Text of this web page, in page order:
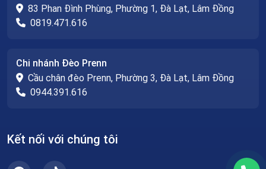
83 Phan Đình Phùng, Phường 1, Đà Lạt, Lâm Đồng
0819.471.616
Chi nhánh Đèo Prenn
Cầu chân đèo Prenn, Phường 3, Đà Lạt, Lâm Đồng
0944.391.616
Kết nối với chúng tôi